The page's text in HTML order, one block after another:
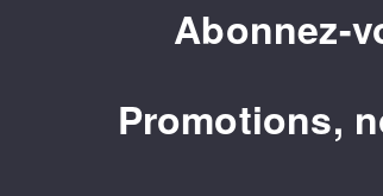
Abonnez-
Promotions,